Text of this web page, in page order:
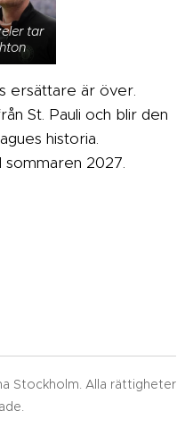
tar
ersättare är över.
St. Pauli och blir den
historia.
sommaren 2027.
Stockholm. Alla rättigheter